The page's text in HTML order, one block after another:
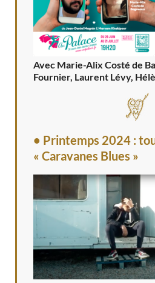
Avec Marie-Alix Costé de
Fournier, Laurent Lévy,
• Printemps 2024 :
« Caravanes Blues »